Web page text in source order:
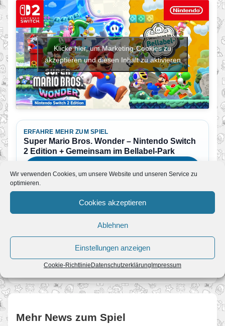
Wir verwenden Cookies, um unsere Website und unseren Service zu
optimieren.
Cookies akzeptieren
Ablehnen
Einstellungen anzeigen
Cookie-Richtlinie Datenschutzerklärung Impressum
Klicke hier, um Marketing-Cookies zu
akzeptieren und diesen Inhalt zu aktivieren
ERFAHRE MEHR ZUM SPIEL
Super Mario Bros. Wonder – Nintendo Switch
2 Edition + Gemeinsam im Bellabel-Park
Edition + Gemeinsam im Bellabel-Park
BEI AMAZON ANSEHEN
Super Mario Bros. Wonder – Nintendo Switch
2 Edition + Gemeinsam im Bellabel-Park
Zum Angebot
Mehr News zum Spiel